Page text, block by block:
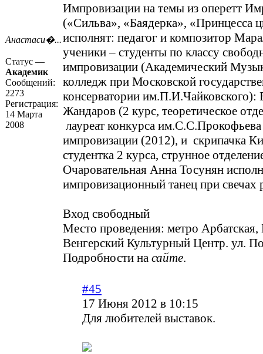
Анастаси�...
Статус —
Академик
Сообщений:
2273
Регистрация:
14 Марта
2008
Импровизации на темы из оперетт
(«Сильва», «Баядерка», «Принцесса
исполнят: педагог и композитор
ученики – студенты по классу
импровизации (Академический
колледж при Московской
консерватории им.П.И.Чайковского):
Жандаров (2 курс, теоретическое
лауреат конкурса
импровизации (2012), и скрипачка
студентка 2 курса, струнное
Очаровательная Анна Тосунян
импровизационный танец при свечах
Вход свободный
Место проведения: метро Арбатская,
Венгерский Культурный Центр. ул.
Подробности на сайте.
#45
17 Июня 2012 в 10:15
Для любителей выставок.